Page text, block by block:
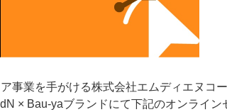
事業を手がける株式会社エムディエヌコ
× Bau-yaブランドにて下記のオンライン